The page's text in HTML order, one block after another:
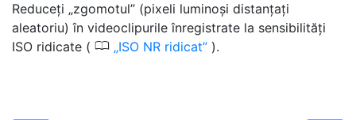
Reduceți „zgomotul” (pixeli luminoși distanțați
aleatoriu) în videoclipurile înregistrate la sensibilități
ISO ridicate ( 0 ISO NR ridicat ).